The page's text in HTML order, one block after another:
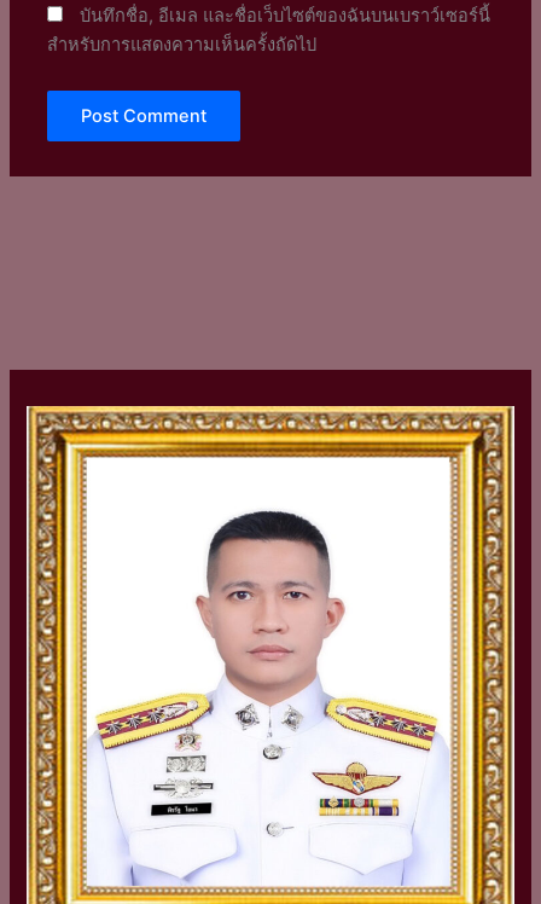
บันทึกชื่อ, อีเมล และชื่อเว็บไซต์ของฉันบนเบราว์เซอร์นี้
สำหรับการแสดงความเห็นครั้งถัดไป